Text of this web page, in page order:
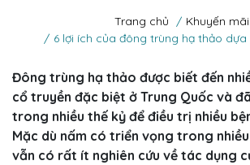
Trang chủ
Khuyến mãi
6 lợi ích của đông trùng hạ thảo
Đông trùng hạ thảo được biết đến
cổ truyền đặc biệt ở Trung Quốc và
trong nhiều thế kỷ để điều trị nhiều
Mặc dù nấm có triển vọng trong
vẫn có rất ít nghiên cứu về tác dụng